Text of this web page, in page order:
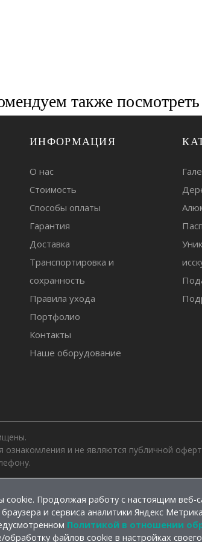
также посмотреть
ИНФОРМАЦИЯ
О нас
Стоимость
Способы оплаты
Гарантия
Доставка
Транспортировка и
сохранность
Правила ухода
Портфолио
Контакты
Наше оборудование
ознакомления и не являются публичной
cookie. Продолжая работу с настоящим веб-
и сервиса аналитики Яндекс
Политикой в отношении
файлов cookie в настройках